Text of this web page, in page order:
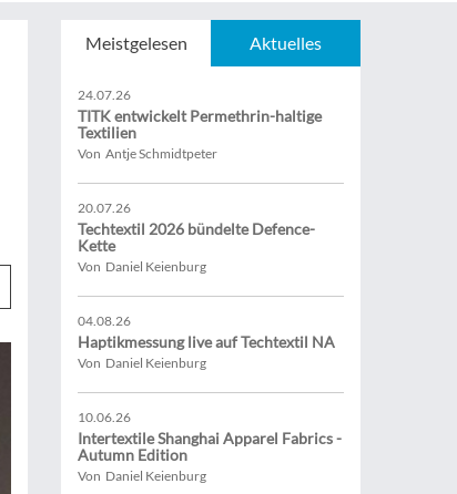
Meistgelesen Aktuelles
24.07.26
TITK entwickelt Permethrin-haltige
Textilien
Von Antje Schmidtpeter
20.07.26
Techtextil 2026 bündelte Defence-
Kette
Von Daniel Keienburg
04.08.26
Haptikmessung live auf Techtextil NA
Von Daniel Keienburg
10.06.26
Intertextile Shanghai Apparel Fabrics -
Autumn Edition
Von Daniel Keienburg